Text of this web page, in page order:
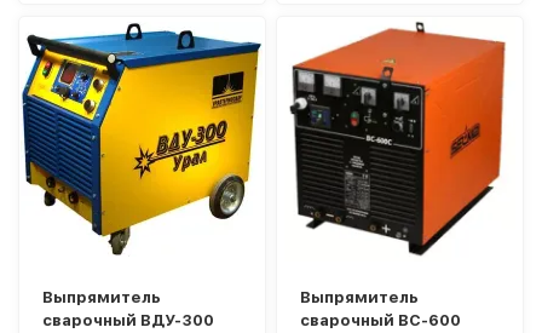
Выпрямитель
сварочный ВДУ-300
Выпрямитель
сварочный ВС-600